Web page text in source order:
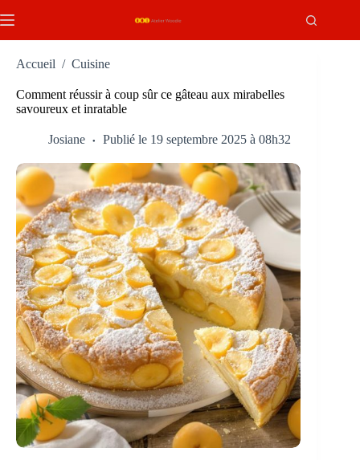
au
Accueil / Cuisine
Comment réussir à coup sûr ce gâteau aux mirabelles
savoureux et inratable
Josiane Publié le 19 septembre 2025 à 08h32